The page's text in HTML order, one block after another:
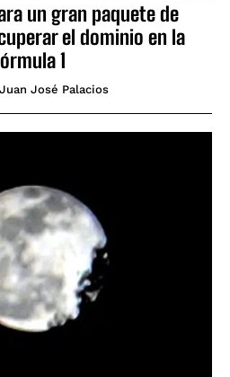
un gran paquete de
el dominio en la
1
Juan José Palacios